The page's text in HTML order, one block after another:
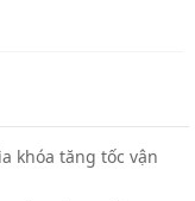
khóa tăng tốc vận